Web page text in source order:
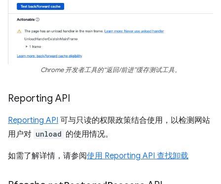
Chrome 开发者工具的“返回/前进”缓存测试工具。
Reporting API
Reporting API 可与只读的权限政策结合使用，以检测网站
用户对 unload 的使用情况。
如需了解详情，请参阅使用 Reporting API 查找卸载